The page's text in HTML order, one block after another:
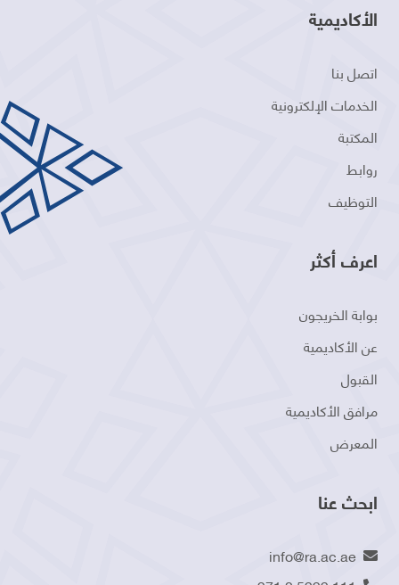
الأكاديمية
اتصل بنا
الخدمات الإلكترونية
المكتبة
روابط
التوظيف
اعرف أكثر
بوابة الخريجون
عن الأكاديمية
القبول
مرافق الأكاديمية
المعرض
ابحث عنا
info@ra.ac.ae